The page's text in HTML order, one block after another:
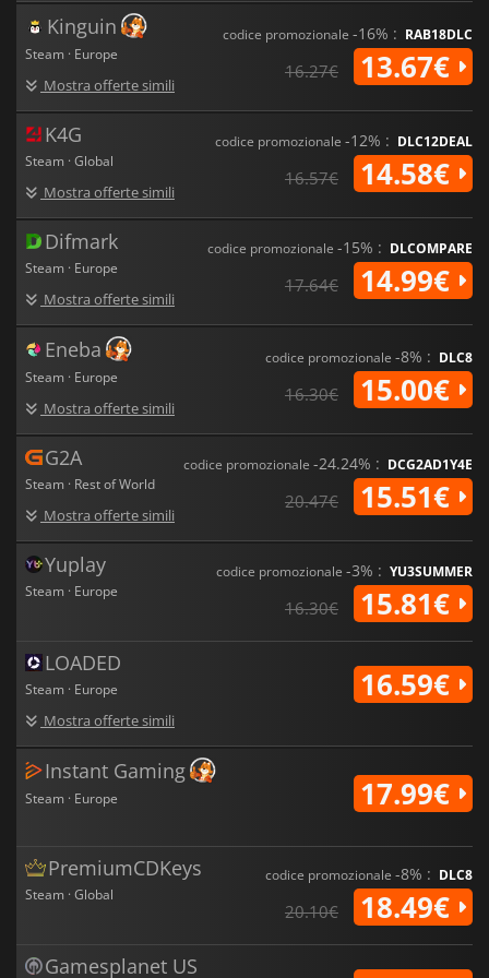
Kinguin
Steam · Europe
Mostra offerte simili
codice promozionale -16% : RAB18DLC
16.27€ 13.67€
K4G
Steam · Global
Mostra offerte simili
codice promozionale -12% : DLC12DEAL
16.57€ 14.58€
Difmark
Steam · Europe
Mostra offerte simili
codice promozionale -15% : DLCOMPARE
17.64€ 14.99€
Eneba
Steam · Europe
Mostra offerte simili
codice promozionale -8% : DLC8
16.30€ 15.00€
G2A
Steam · Rest of World
Mostra offerte simili
codice promozionale -24.24% : DCG2AD1Y4E
20.47€ 15.51€
Yuplay
Steam · Europe
codice promozionale -3% : YU3SUMMER
16.30€ 15.81€
LOADED
Steam · Europe
Mostra offerte simili
16.59€
Instant Gaming
Steam · Europe 17.99€
PremiumCDKeys
Steam · Global
codice promozionale -8% : DLC8
20.10€ 18.49€
Gamesplanet US